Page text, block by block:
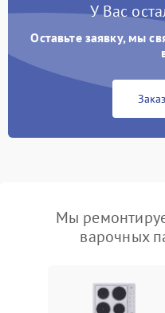
У Вас
Оставьте заявку, мы
Мы
варочных